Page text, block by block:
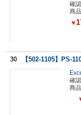
確
商
￥
30 【502-1105】PS-
確
商